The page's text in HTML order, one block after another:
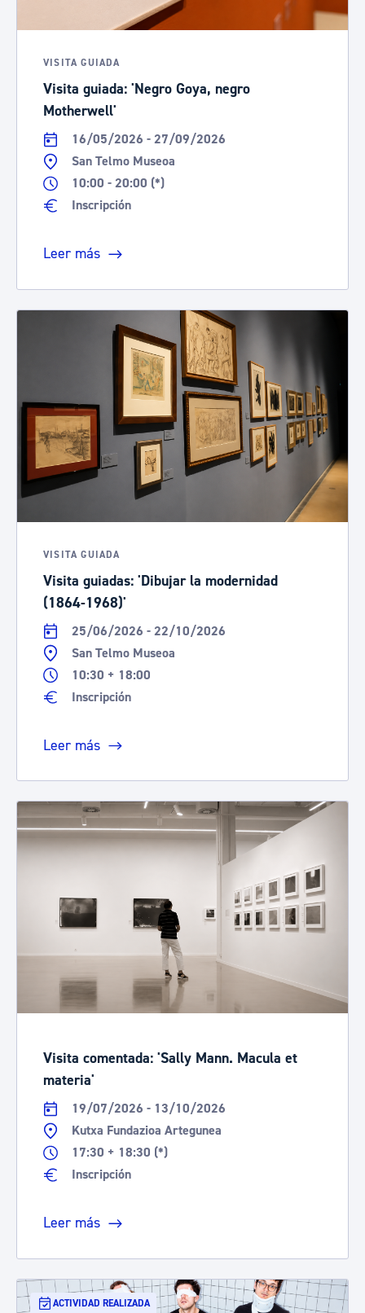
VISITA GUIADA
Visita guiada: 'Negro Goya, negro
Motherwell'
16/05/2026 - 27/09/2026
San Telmo Museoa
10:00 - 20:00 (*)
Inscripción
Leer más
VISITA GUIADA
Visita guiadas: 'Dibujar la modernidad
(1864-1968)'
25/06/2026 - 22/10/2026
San Telmo Museoa
10:30 + 18:00
Inscripción
Leer más
Visita comentada: 'Sally Mann. Macula et
materia'
19/07/2026 - 13/10/2026
Kutxa Fundazioa Artegunea
17:30 + 18:30 (*)
Inscripción
Leer más
ACTIVIDAD REALIZADA